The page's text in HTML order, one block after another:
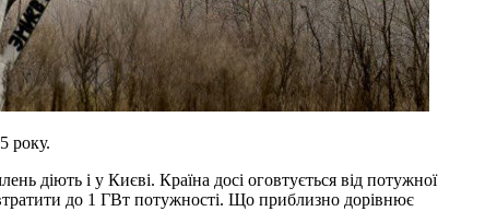
року.
діють і у Києві. Країна досі оговтується від потужної
втратити до 1 ГВт потужності. Що приблизно дорівнює